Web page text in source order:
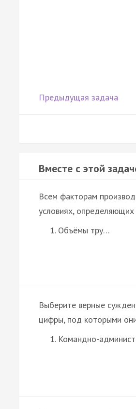
Предыдущая задача
Вместе с этой
Всем факторам
условиях,
Объёмы тру…
Выберите верные
цифры, под которыми
Командно-